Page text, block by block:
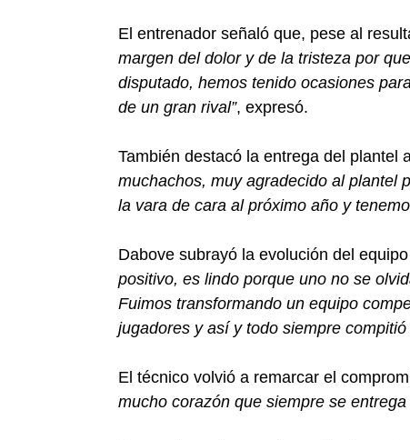
El entrenador señaló que, pese al
margen del dolor y de la tristeza por
disputado, hemos tenido ocasiones
de un gran rival”, expresó.
También destacó la entrega del plantel
muchachos, muy agradecido al plantel
la vara de cara al próximo año y
Dabove subrayó la evolución del
positivo, es lindo porque uno no se
Fuimos transformando un equipo
jugadores y así y todo siempre compitió
El técnico volvió a remarcar el
mucho corazón que siempre se